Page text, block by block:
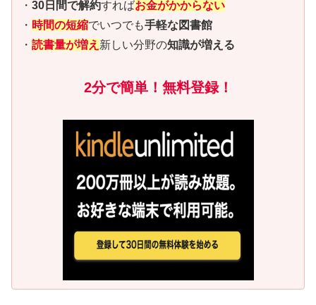
・ 30日間で解約すればお金がかからない
・ 時間の短縮でいつでも手軽な図書館
・ 読書量が増え 新しい分野の知識が増える
2分で簡単！無料登録！